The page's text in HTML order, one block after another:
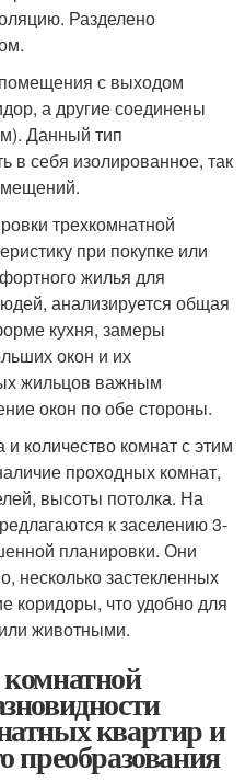
Разделено
с выходом
а другие соединены
Данный тип
в себя изолированное, так
трехкомнатной
при покупке или
жилья для
анализируется общая
кухня, замеры
окон и их
жильцов важным
окон по обе стороны.
количество комнат с этим
проходных комнат,
высоты потолка. На
к заселению 3-
планировки. Они
несколько застекленных
коридоры, что удобно для
животными.
квартир и
преобразования